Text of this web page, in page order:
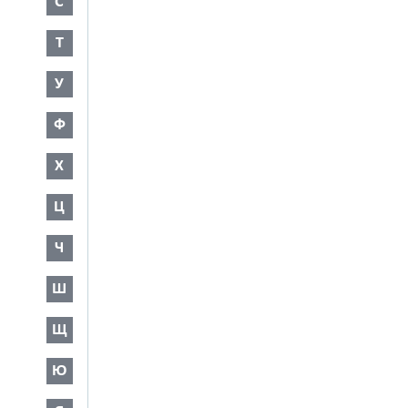
Т
У
Ф
Х
Ц
Ч
Ш
Щ
Ю